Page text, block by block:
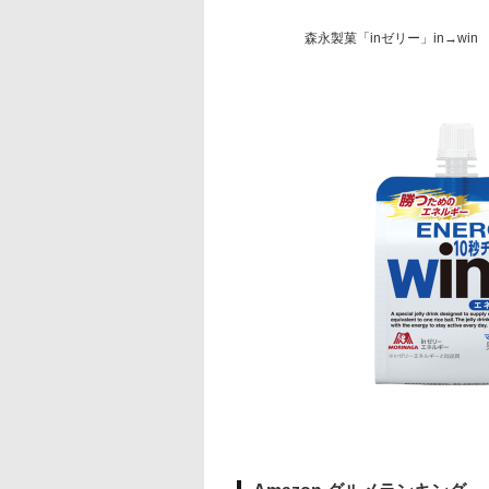
森永製菓「inゼリー」in→win